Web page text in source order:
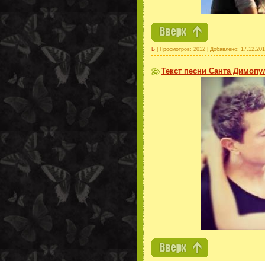
Б | Просмотров: 2012 | Добавлено:
Текст песни Санта